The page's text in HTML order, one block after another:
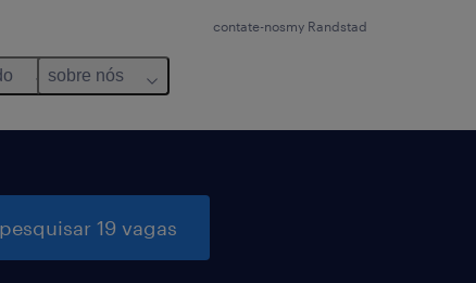
contate-nosmy Randstad
sobre nós
pesquisar 19 vagas